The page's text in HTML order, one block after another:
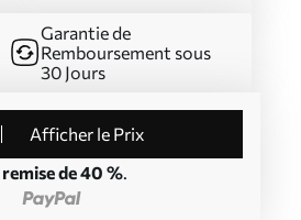
Garantie de
Remboursement sous
30 Jours
Afficher le Prix
remise de 40 %.